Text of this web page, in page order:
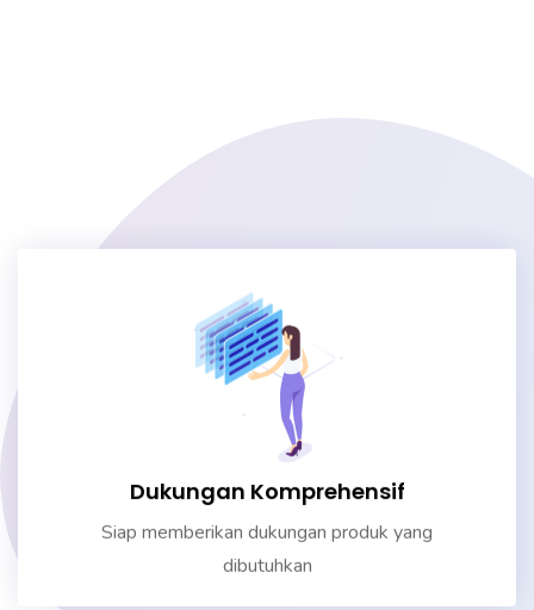
Dukungan Komprehensif
Siap memberikan dukungan produk yang
dibutuhkan